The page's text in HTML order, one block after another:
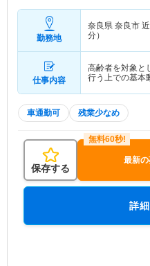
勤務地
奈良県 奈良市
分）
仕事内容
高齢者を対象と
行う上での基本
車通勤可 残業少なめ
保存する
最新
詳